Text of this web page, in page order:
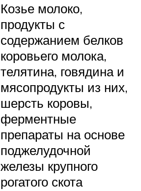
Козье молоко,
продукты с
содержанием белков
коровьего молока,
телятина, говядина и
мясопродукты из них,
шерсть коровы,
ферментные
препараты на основе
поджелудочной
железы крупного
рогатого скота